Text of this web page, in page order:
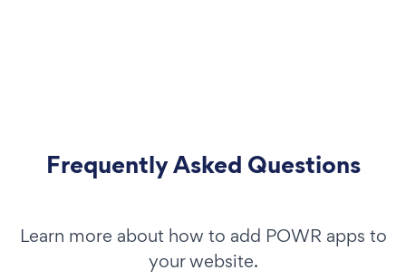
Frequently Asked Questions
Learn more about how to add POWR apps to
your website.